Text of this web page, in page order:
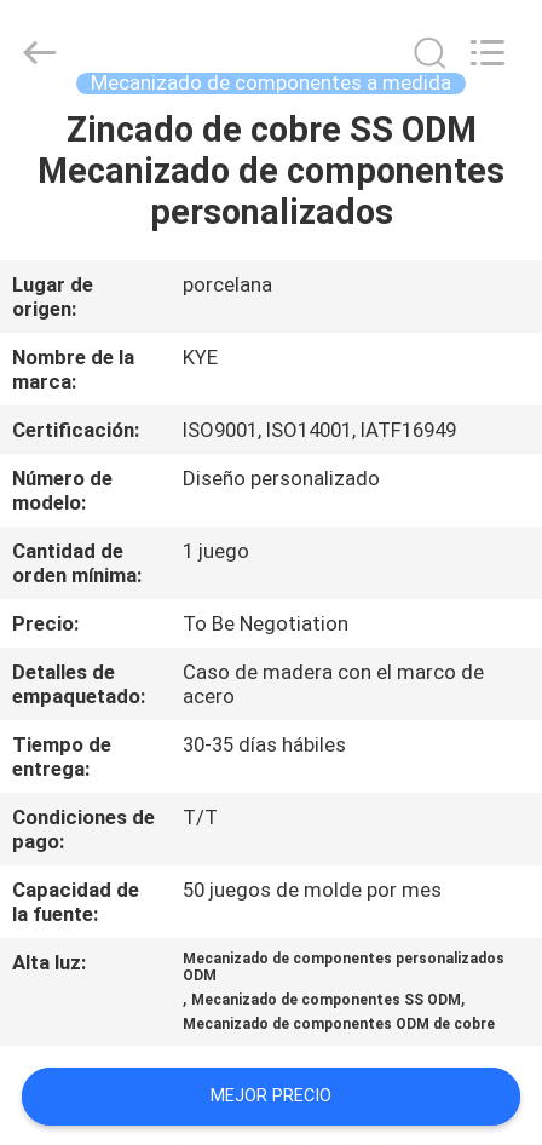
HOGAR
PRODUCTOS
SOBRE
NOSOTROS
VIAJE
DE
LA
DE
CALIDAD
ÉNTRENOS
EN
CONTACTO
CON
NOTICIAS
UNA
CITA
2020
Mecanizado de componentes a medida
Zincado de cobre SS ODM
Mecanizado de componentes
personalizados
Lugar de
origen:
porcelana
Nombre de la
marca:
KYE
Certificación:
ISO9001, ISO14001, IATF16949
Número de
modelo:
Diseño personalizado
Cantidad de
orden mínima:
1 juego
Precio:
To Be Negotiation
Detalles de
empaquetado:
Caso de madera con el marco de
acero
Tiempo de
entrega:
30-35 días hábiles
Condiciones de
pago:
T/T
Capacidad de
la fuente:
50 juegos de molde por mes
Alta luz:
Mecanizado de componentes personalizados
ODM
, Mecanizado de componentes SS ODM ,
Mecanizado de componentes ODM de cobre
MEJOR PRECIO